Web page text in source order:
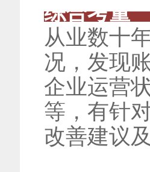
综合考量
从业数十
况，发现
企业运营
等，有针
改善建议